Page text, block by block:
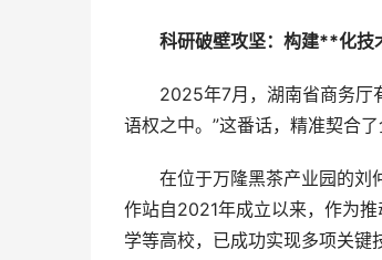
科研破壁攻坚：构建**化技
2025年7月，湖南省商务厅有
语权之中。”这番话，精准契合
在位于万隆黑茶产业园的刘仲
作站自2021年成立以来，作为
学等高校，已成功实现多项关键